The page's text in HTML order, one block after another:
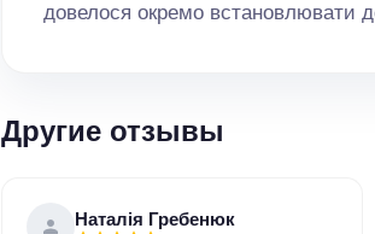
довелося окремо встановлювати
Другие отзывы
Наталія Гребенюк